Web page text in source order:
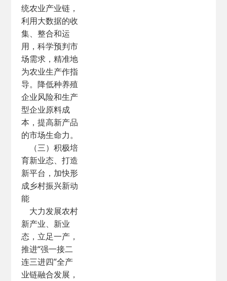
统农业产业链，
利用大数据的收
集、整合和运
用，科学预判市
场需求，精准地
为农业生产作指
导。降低种养殖
企业风险和生产
型企业原料成
本，提高新产品
的市场生命力。
（三）积极培
育新业态、打造
新平台，加快形
成乡村振兴新动
能
大力发展农村
新产业、新业
态，立足一产，
推进“强一接二
连三进四”全产
业链融合发展，